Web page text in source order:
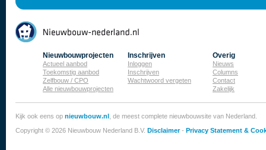
Nieuwbouwprojecten
Actueel aanbod
Toekomstig aanbod
Zelfbouw / CPO
Alle nieuwbouwprojecten
Inschrijven
Inloggen
Inschrijven
Wachtwoord vergeten
Overig
Nieuws
Columns
Contact
Zakelijk
Kijk ook eens op nieuwbouw.nl
, de meest complete nieuwbouwsite van Nederland.
Copyright © 2026 Nieuwbouw Nederland B.V. Disclaimer- Privacy Statement &